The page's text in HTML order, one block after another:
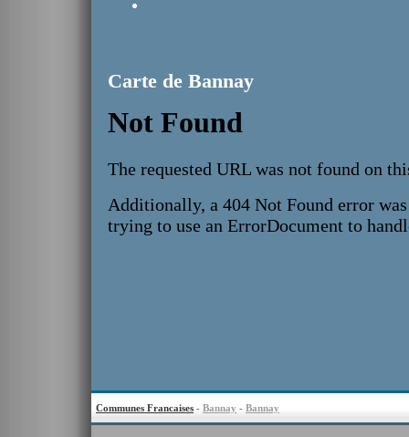
Carte de Bannay
Communes Francaises - Bannay - Bannay